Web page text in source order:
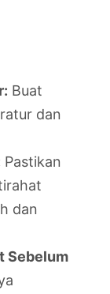
Buat
dan
Pastikan
dan
Sebelum